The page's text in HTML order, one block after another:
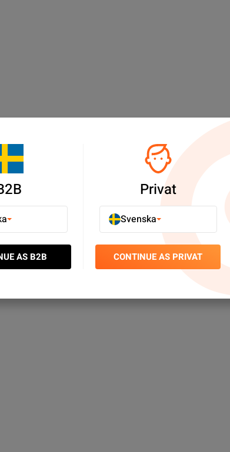
mobiler till svårslagna priser. ✓ Stort sortiment ✓
AS B2B
Privat
Svenska
CONTINUE AS PRIVAT